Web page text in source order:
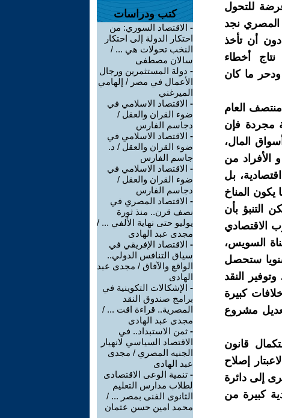
عرضة للتحول
المصري نجد
أن تأخذ
أخطاء
ما كان
العام
مجردة فإن
المال،
الأفراد من
بل
يكون المناخ
التنبؤ بأن
الاقتصادي
السويس،
بنحو 100 مليار دولار سنويا ستحصل
النقد
كبيرة
مشروع
قانون
إصلاح
إلى دائرة
كبيرة من
كتب ودراسات
- الاقتصاد السوري: من
احتكار الدولة إلى احتكار
النخب تحولات هي ... /
سالان مصطفى
- دولة المستثمرين ورجال
الأعمال في مصر / إلهامي
الميرغني
- الاقتصاد الاسلامي في
ضوء القران والعقل /
دجاسم الفارس
- الاقتصاد الاسلامي في
ضوء القران والعقل / د.
جاسم الفارس
- الاقتصاد الاسلامي في
ضوء القران والعقل /
دجاسم الفارس
- الاقتصاد المصري في
نصف قرن.. منذ ثورة
يوليو حتى نهاية الألفي ... /
مجدى عبد الهادى
- الاقتصاد الإفريقي في
سياق التنافس الدولي..
الواقع والآفاق / مجدى عبد
الهادى
- الإشكالات التكوينية في
برامج صندوق النقد
المصرية.. قراءة اقت ... /
مجدى عبد الهادى
- ثمن الاستبداد.. في
الاقتصاد السياسي لانهيار
الجنيه المصري / مجدى
عبد الهادى
- تنمية الوعى الاقتصادى
لطلاب مدارس التعليم
الثانوى الفنى بمصر ... /
محمد امين حسن عثمان